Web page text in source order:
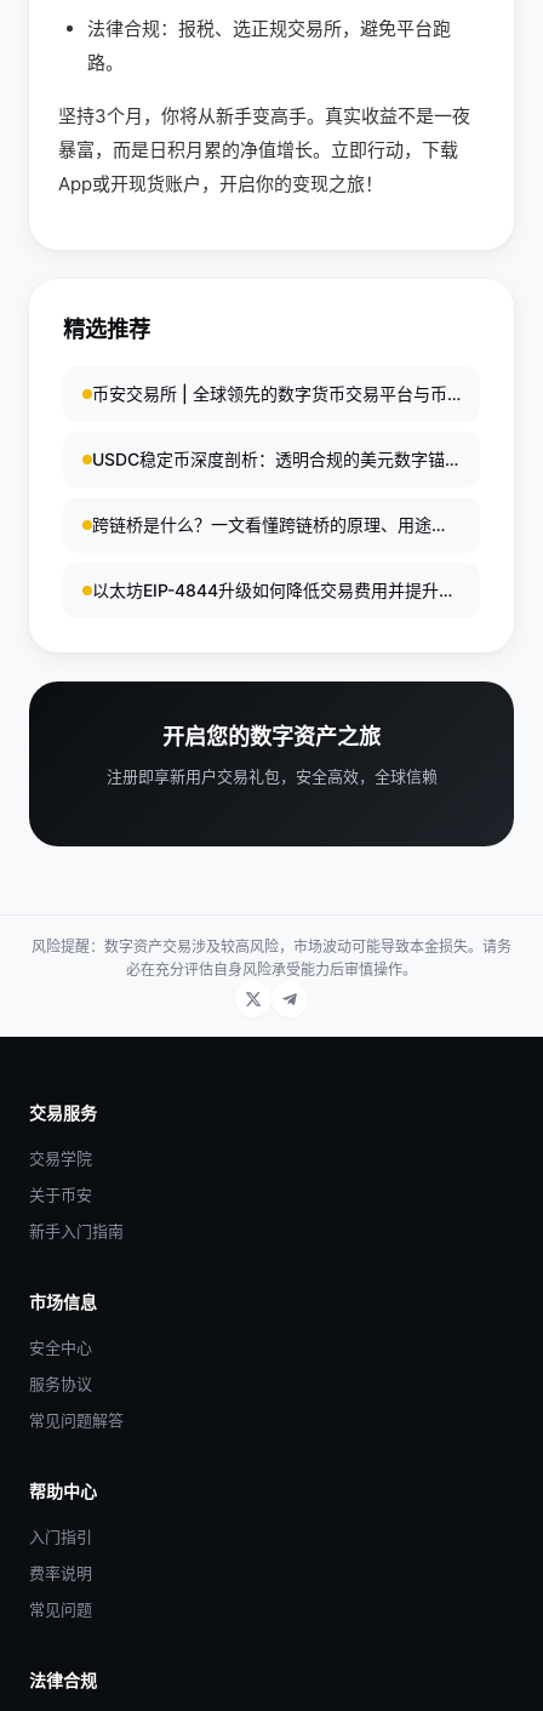
法律合规：报税、选正规交易所，避免平台跑
路。
坚持3个月，你将从新手变高手。真实收益不是一夜
暴富，而是日积月累的净值增长。立即行动，下载
App或开现货账户，开启你的变现之旅！
精选推荐
币安交易所 | 全球领先的数字货币交易平台与币
USDC稳定币深度剖析：透明合规的美元数字锚
市场波动剧烈的背景下，USDC作为与美元1:1挂
钩的稳定币，以其高度透明和合规性脱颖而出。
动性现金及现金等价物全额支持，帮助用户规避
跨链桥是什么？一文看懂跨链桥的原理、用途与
以太坊EIP-4844升级如何降低交易费用并提升网
开启您的数字资产之旅
注册即享新用户交易礼包，安全高效，全球信赖
风险提醒：数字资产交易涉及较高风险，市场波动可能导致本金损失。请务
必在充分评估自身风险承受能力后审慎操作。
交易服务
交易学院
关于币安
新手入门指南
市场信息
安全中心
服务协议
常见问题解答
帮助中心
入门指引
费率说明
常见问题
法律合规